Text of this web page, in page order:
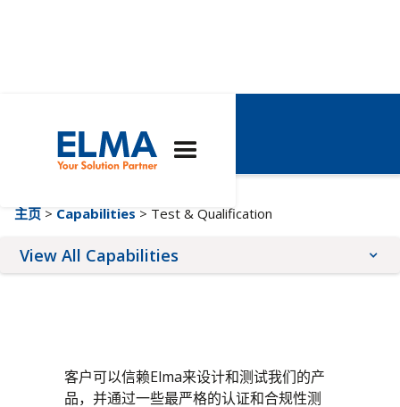
Test & Q.A.
主页 > Capabilities > Test & Qualification
View All Capabilities
COM Express®
CompactPCI
Test & Q.A.
制造业
前面板服务
在线配置器
客户可以信赖Elma来设计和测试我们的产
品，并通过一些最严格的认证和合规性测